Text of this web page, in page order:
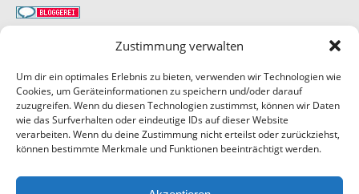
Zustimmung verwalten
Um dir ein optimales Erlebnis zu bieten, verwenden wir Technologien wie
Cookies, um Geräteinformationen zu speichern und/oder darauf
zuzugreifen. Wenn du diesen Technologien zustimmst, können wir Daten
wie das Surfverhalten oder eindeutige IDs auf dieser Website
verarbeiten. Wenn du deine Zustimmung nicht erteilst oder zurückziehst,
können bestimmte Merkmale und Funktionen beeinträchtigt werden.